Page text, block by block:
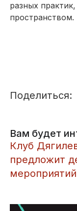
разных практик,
пространством.
Поделиться:
Вам будет
Клуб
предложит
мероприятий